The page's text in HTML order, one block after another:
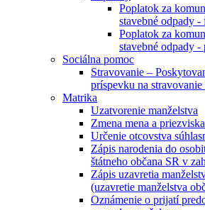
Poplatok za
stavebné odpady -
Poplatok za
stavebné odpady
Sociálna pomoc
Stravovanie –
príspevku na
Matrika
Uzatvorenie manželstva
Zmena mena a priezviska
Určenie otcovstva
Zápis narodenia do
štátneho občana SR v
Zápis uzavretia
(uzavretie manželstva
Oznámenie o prijatí